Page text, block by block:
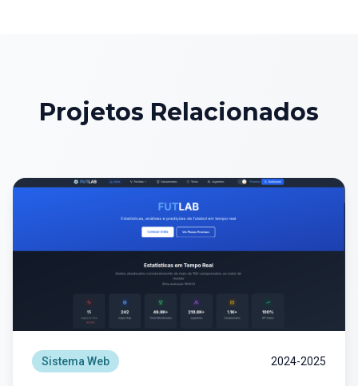
Projetos Relacionados
Sistema Web 2024-2025